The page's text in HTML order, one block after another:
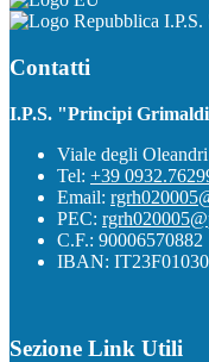
Contatti
I.P.S. "Principi
Viale degli
Tel: +39
Email:
PEC:
C.F.: 90006570882
IBAN:
Sezione Link Utili